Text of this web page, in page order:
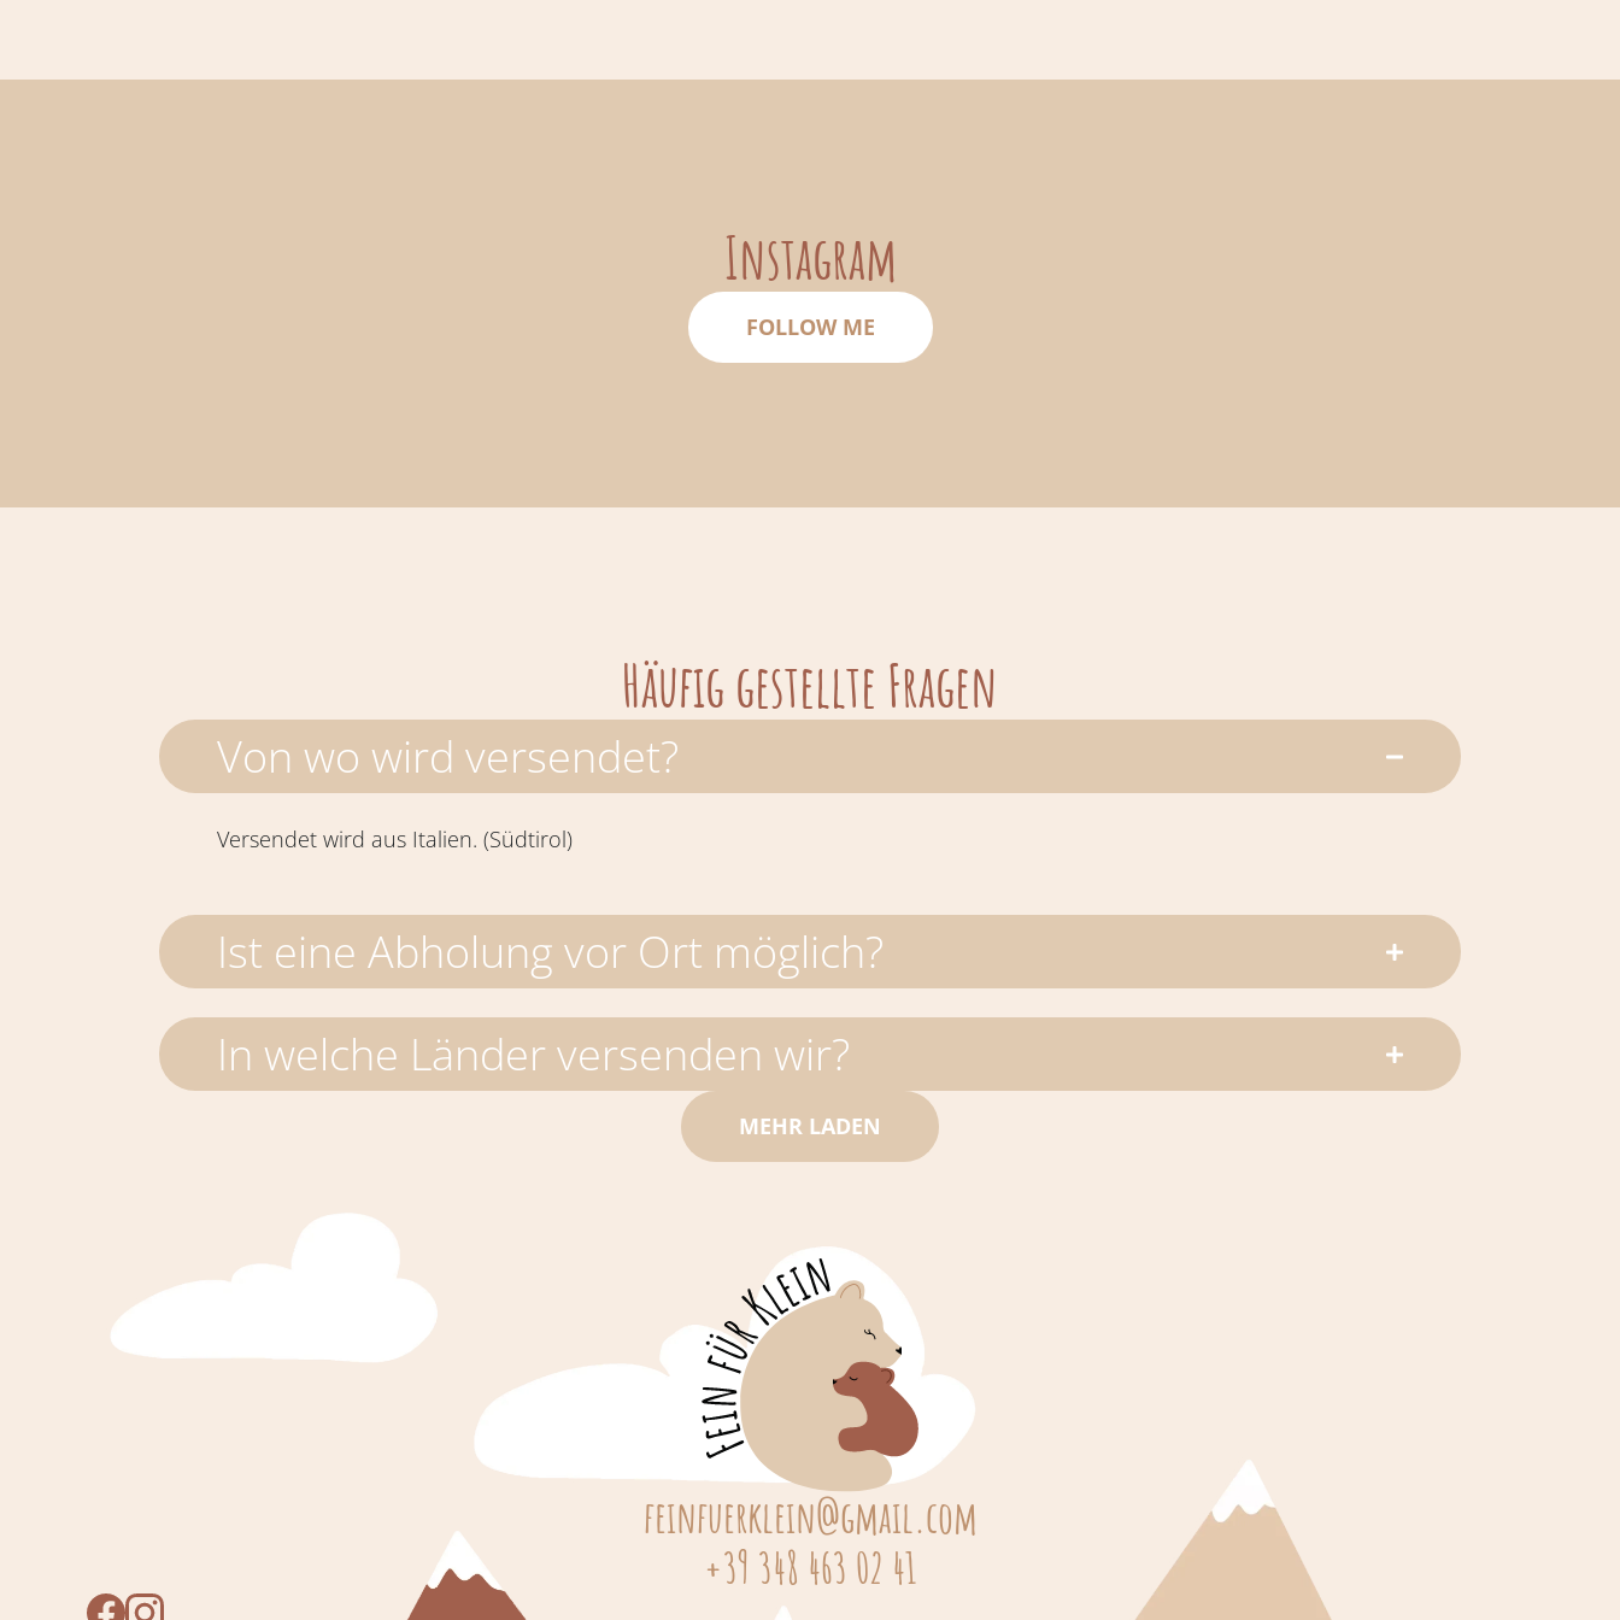
Instagram
FOLLOW ME
Häufig gestellte Fragen
Von wo wird versendet?
Versendet wird aus Italien. (Südtirol)
Ist eine Abholung vor Ort möglich?
In welche Länder versenden wir?
MEHR LADEN
feinfuerklein@gmail.com
+39 348 463 02 41